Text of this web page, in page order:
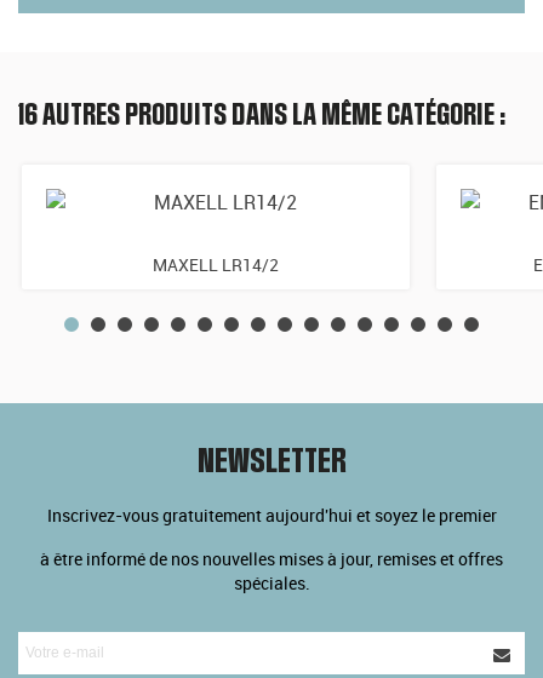
16 AUTRES PRODUITS DANS LA MÊME CATÉGORIE :
MAXELL LR14/2
NEWSLETTER
Inscrivez-vous gratuitement aujourd'hui et soyez le premier
à être informé de nos nouvelles mises à jour, remises et offres
spéciales.